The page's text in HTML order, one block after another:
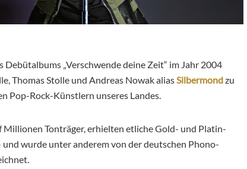
„Verschwende deine Zeit“ im Jahr 2004
Thomas Stolle und Andreas Nowak aliasSilbermondzu
Pop-Rock-Künstlern unseres Landes.
Millionen Tonträger, erhielten etliche Gold- und Platin-
wurde unter anderem von der deutschen Phono-